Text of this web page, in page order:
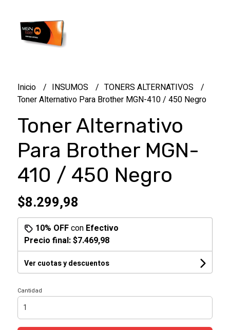
Inicio INSUMOS
TONERS ALTERNATIVOS
Toner Alternativo Para Brother MGN-410 / 450 Negro
Toner Alternativo
Para Brother MGN-
410 / 450 Negro
$8.299,98
10% OFFcon Efectivo
Precio final:$7.469,98
Ver cuotas y descuentos
Cantidad